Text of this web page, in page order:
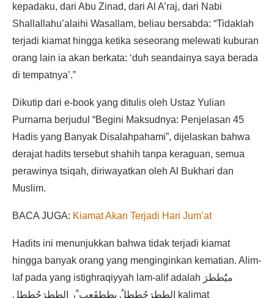
kepadaku, dari Abu Zinad, dari Al A’raj, dari Nabi
Shallallahu’alaihi Wasallam, beliau bersabda: “Tidaklah
terjadi kiamat hingga ketika seseorang melewati kuburan
orang lain ia akan berkata: ‘duh seandainya saya berada
di tempatnya’.”
Dikutip dari e-book yang ditulis oleh Ustaz Yulian
Purnama berjudul “Begini Maksudnya: Penjelasan 45
Hadis yang Banyak Disalahpahami”, dijelaskan bahwa
derajat hadits tersebut shahih tanpa keraguan, semua
perawinya tsiqah, diriwayatkan oleh Al Bukhari dan
Muslim.
BACA JUGA: Kiamat Akan Terjadi Hari Jum’at
Hadits ini menunjukkan bahwa tidak terjadi kiamat
hingga banyak orang yang menginginkan kematian. Alim-
laf pada yang istighraqiyyah lam-alif adalah ميَُططرَ
الططرَجُططلُ بِططقَعب ْرِ الططرَجُططلِ kalimat